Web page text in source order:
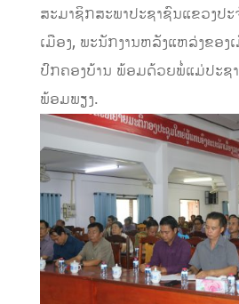
ສະມາຊິກສະພາປະຊາຊົນແຂວງປະ
ເມືອງ, ພະນັກງານຫລັງແຫລ່ງຂອງ
ປົກຄອງບ້ານ ພ້ອມດ້ວຍພໍ່ແມ່ປະຊາ
ພ້ອມພຽງ.